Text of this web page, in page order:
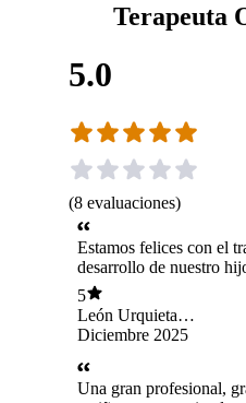
Terapeuta
5.0
(8 evaluaciones)
Estamos felices con el
desarrollo de nuestro
el Acompañamiento en
desconocidas para
ha sido el pilar para ver
León la
alto nivel con una
acompañar el desarrollo.
5
León Urquieta
Mourgues
Diciembre 2025
Una gran profesional,